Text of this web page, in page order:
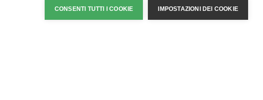
CONSENTI TUTTI I COOKIE IMPOSTAZIONI DEI COOKIE